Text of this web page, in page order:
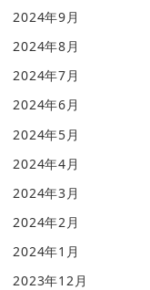
2024年9月
2024年8月
2024年7月
2024年6月
2024年5月
2024年4月
2024年3月
2024年2月
2024年1月
2023年12月